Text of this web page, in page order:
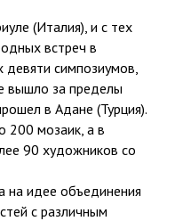
(Италия), и с тех
встреч в
симпозиумов,
вышло за пределы
в Адане (Турция).
200 мозаик, а в
90 художников со
на идее объединения
с различным